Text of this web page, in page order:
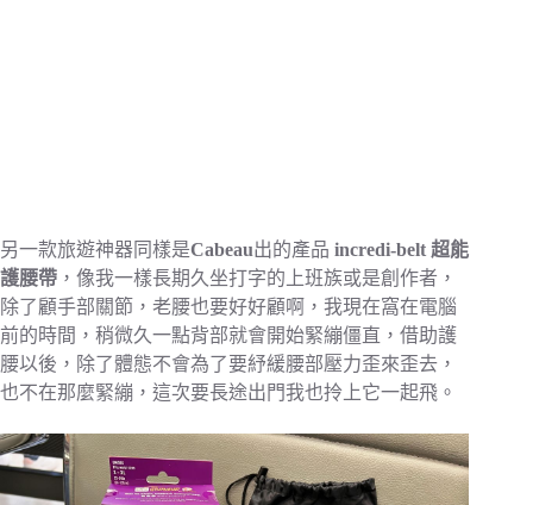
另一款旅遊神器同樣是Cabeau出的產品 incredi-belt 超能
護腰帶 ，像我一樣長期久坐打字的上班族或是創作者，
除了顧手部關節，老腰也要好好顧啊，我現在窩在電腦
前的時間，稍微久一點背部就會開始緊繃僵直，借助護
腰以後，除了體態不會為了要紓緩腰部壓力歪來歪去，
也不在那麼緊繃，這次要長途出門我也拎上它一起飛。